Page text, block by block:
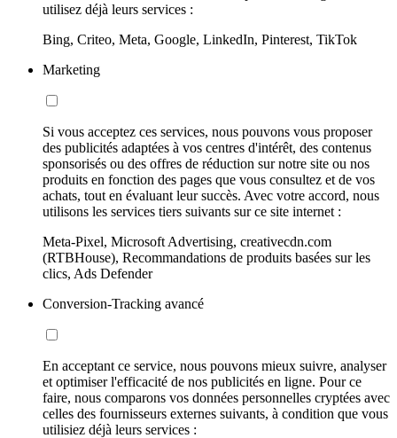
utilisez déjà leurs services :
Bing, Criteo, Meta, Google, LinkedIn, Pinterest, TikTok
Marketing
Si vous acceptez ces services, nous pouvons vous proposer
des publicités adaptées à vos centres d'intérêt, des contenus
sponsorisés ou des offres de réduction sur notre site ou nos
produits en fonction des pages que vous consultez et de vos
achats, tout en évaluant leur succès. Avec votre accord, nous
utilisons les services tiers suivants sur ce site internet :
Meta-Pixel, Microsoft Advertising, creativecdn.com
(RTBHouse), Recommandations de produits basées sur les
clics, Ads Defender
Conversion-Tracking avancé
En acceptant ce service, nous pouvons mieux suivre, analyser
et optimiser l'efficacité de nos publicités en ligne. Pour ce
faire, nous comparons vos données personnelles cryptées avec
celles des fournisseurs externes suivants, à condition que vous
utilisiez déjà leurs services :